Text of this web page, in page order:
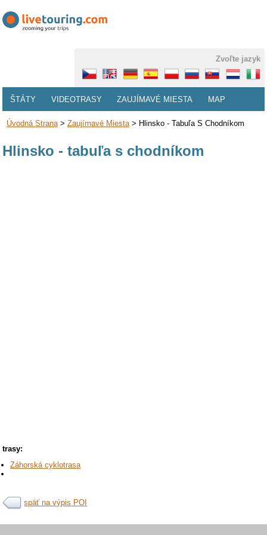
Zvoľte jazyk
ŠTÁTY VIDEOTRASY ZAUJÍMAVÉ MIESTA MAP
Úvodná Strana> Zaujímavé Miesta> Hlinsko - Tabuľa S Chodníkom
Hlinsko - tabuľa s chodníkom
trasy:
Záhorská cyklotrasa
späť na výpis POI